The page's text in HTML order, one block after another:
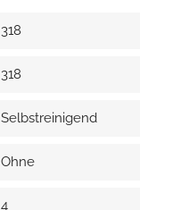
318
318
Selbstreinigend
Ohne
4